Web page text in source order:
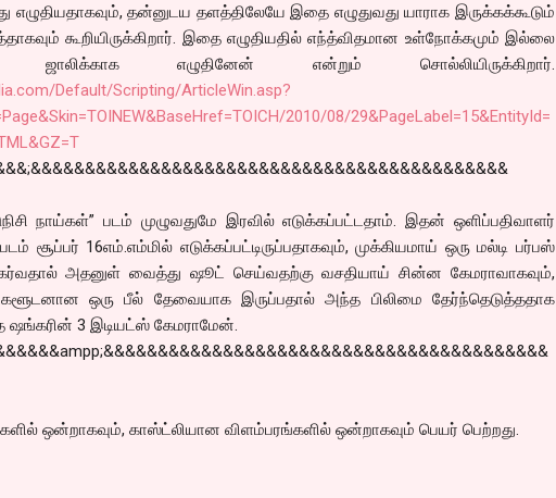
எழுதியதாகவும், தன்னுடய தளத்திலேயே இதை எழுதுவது யாராக இருக்கக்கூடும்
கூறியிருக்கிறார். இதை எழுதியதில் எந்த்விதமான உள்நோக்கமும் இல்லை
எழுதினேன் என்றும் சொல்லியிருக்கிறார்.
Default/Scripting/ArticleWin.asp?
2010/08/29&PageLabel=15&EntityId=
நாய்கள்” படம் முழுவதுமே இரவில் எடுக்கப்பட்டதாம். இதன் ஒளிப்பதிவாளர்
16எம்.எம்மில் எடுக்கப்பட்டிருப்பதாகவும், முக்கியமாய் ஒரு மல்டி பர்பஸ்
அதனுள் வைத்து ஷூட் செய்வதற்கு வசதியாய் சின்ன கேமராவாகவும்,
ஒரு பீல் தேவையாக இருப்பதால் அந்த பிலிமை தேர்ந்தெடுத்ததாக
ஷங்கரின் 3 இடியட்ஸ் கேமராமேன்.
ஒன்றாகவும், காஸ்ட்லியான விளம்பரங்களில் ஒன்றாகவும் பெயர் பெற்றது.